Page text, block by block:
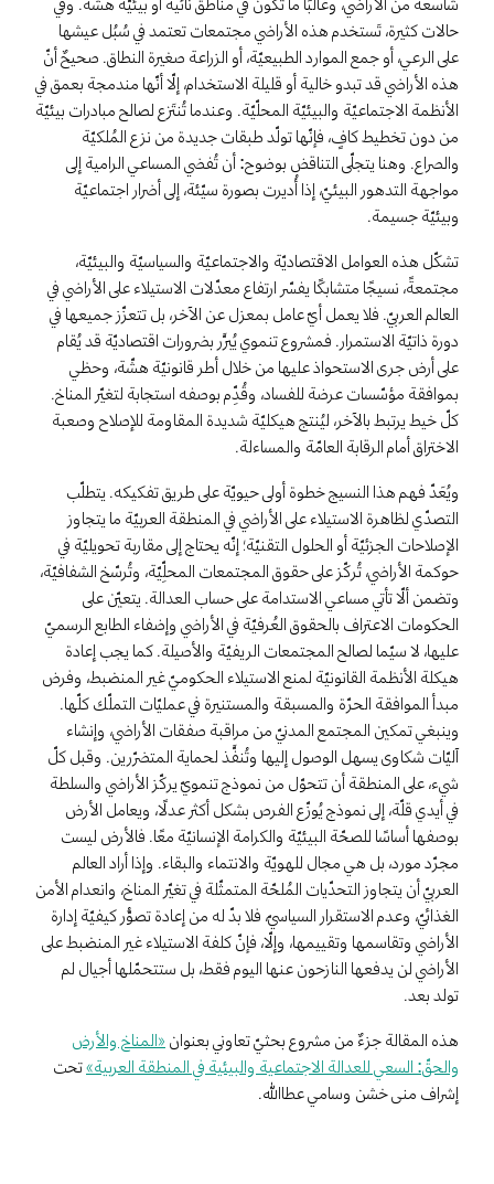
حالات كثيرة، تَستخدم هذه الأراضي مجتمعات تعتمد في سُبُل عيشها
على الرعي، أو جمع الموارد الطبيعيّة، أو الزراعة صغيرة النطاق. صحيحٌ أنّ
هذه الأراضي قد تبدو خالية أو قليلة الاستخدام، إلّا أنّها مندمجة بعمق في
الأنظمة الاجتماعيّة والبيئيّة المحلّيّة. وعندما تُنتَزع لصالح مبادرات بيئيّة
من دون تخطيط كافٍ، فإنّها تولّد طبقات جديدة من نزع المُلكيّة
والصراع. وهنا يتجلّى التناقض بوضوح: أن تُفضي المساعي الرامية إلى
مواجهة التدهور البيئيّ، إذا أُديرت بصورة سيّئة، إلى أضرار اجتماعيّة
وبيئيّة جسيمة.
تشكّل هذه العوامل الاقتصاديّة والاجتماعيّة والسياسيّة والبيئيّة،
مجتمعةً، نسيجًا متشابكًا يفسّر ارتفاع معدّلات الاستيلاء على الأراضي في
العالم العربيّ. فلا يعمل أيّ عامل بمعزل عن الآخر، بل تتعزّز جميعها في
دورة ذاتيّة الاستمرار. فمشروع تنموي يُبرَّر بضرورات اقتصاديّة قد يُقام
على أرض جرى الاستحواذ عليها من خلال أطر قانونيّة هشّة، وحظي
بموافقة مؤسّسات عرضة للفساد، وقُدِّم بوصفه استجابة لتغيّر المناخ.
كلّ خيط يرتبط بالآخر، ليُنتج هيكليّة شديدة المقاومة للإصلاح وصعبة
الاختراق أمام الرقابة العامّة والمساءلة.
ويُعَدّ فهم هذا النسيج خطوة أولى حيويّة على طريق تفكيكه. يتطلّب
التصدّي لظاهرة الاستيلاء على الأراضي في المنطقة العربيّة ما يتجاوز
الإصلاحات الجزئيّة أو الحلول التقنيّة؛ إنّه يحتاج إلى مقاربة تحويليّة في
حوكمة الأراضي، تُركّز على حقوق المجتمعات المحلِّيّة، وتُرسّخ الشفافيّة،
وتضمن ألّا تأتي مساعي الاستدامة على حساب العدالة. يتعيّن على
الحكومات الاعتراف بالحقوق العُرفيّة في الأراضي وإضفاء الطابع الرسميّ
عليها، لا سيّما لصالح المجتمعات الريفيّة والأصيلة. كما يجب إعادة
هيكلة الأنظمة القانونيّة لمنع الاستيلاء الحكوميّ غير المنضبط، وفرض
مبدأ الموافقة الحرّة والمسبقة والمستنيرة في عمليّات التملّك كلّها.
وينبغي تمكين المجتمع المدنيّ من مراقبة صفقات الأراضي، وإنشاء
آليّات شكاوى يسهل الوصول إليها وتُنفَّذ لحماية المتضرّرين. وقبل كلّ
شيء، على المنطقة أن تتحوّل من نموذج تنمويّ يركّز الأراضي والسلطة
في أيدي قلّة، إلى نموذج يُوزّع الفرص بشكل أكثر عدلًا، ويعامل الأرض
بوصفها أساسًا للصحّة البيئيّة والكرامة الإنسانيّة معًا. فالأرض ليست
مجرّد مورد، بل هي مجال للهويّة والانتماء والبقاء. وإذا أراد العالم
العربيّ أن يتجاوز التحدّيات المُلحّة المتمثّلة في تغيّر المناخ، وانعدام الأمن
الغذائيّ، وعدم الاستقرار السياسيّ، فلا بدّ له من إعادة تصوُّر كيفيّة إدارة
الأراضي وتقاسمها وتقييمها، وإلّا، فإنّ كلفة الاستيلاء غير المنضبط على
الأراضي لن يدفعها النازحون عنها اليوم فقط، بل ستتحمّلها أجيال لم
تولد بعد.
هذه المقالة جزءٌ من مشروع بحثيّ تعاوني بعنوان«المناخ والأرض
والحقّ: السعي للعدالة الاجتماعية والبيئية في المنطقة العربية»تحت
إشراف منى خشن وسامي عطاالله.